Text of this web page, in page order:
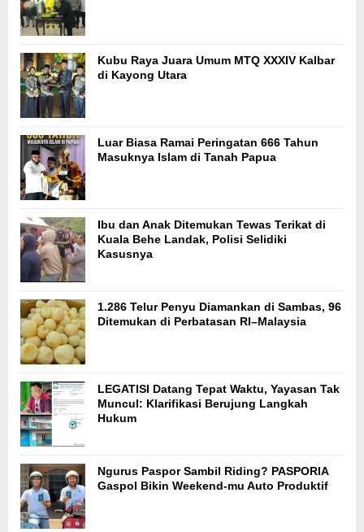
Kubu Raya Juara Umum MTQ XXXIV Kalbar
di Kayong Utara
Luar Biasa Ramai Peringatan 666 Tahun
Masuknya Islam di Tanah Papua
Ibu dan Anak Ditemukan Tewas Terikat di
Kuala Behe Landak, Polisi Selidiki
Kasusnya
1.286 Telur Penyu Diamankan di Sambas, 96
Ditemukan di Perbatasan RI–Malaysia
LEGATISI Datang Tepat Waktu, Yayasan Tak
Muncul: Klarifikasi Berujung Langkah
Hukum
Ngurus Paspor Sambil Riding? PASPORIA
Gaspol Bikin Weekend-mu Auto Produktif